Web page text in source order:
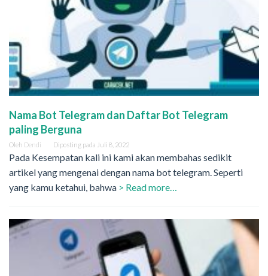
Nama Bot Telegram dan Daftar Bot Telegram
paling Berguna
Oleh Dendi Diposting pada Juli 8, 2022
Pada Kesempatan kali ini kami akan membahas sedikit
artikel yang mengenai dengan nama bot telegram. Seperti
yang kamu ketahui, bahwa > Read more…